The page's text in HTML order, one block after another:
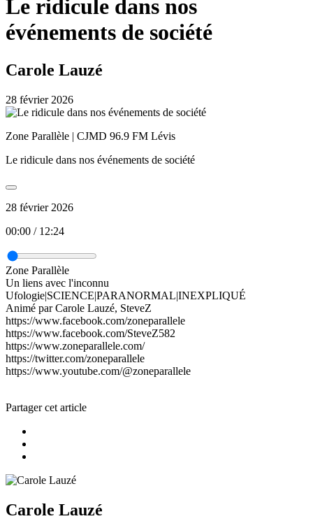
Le ridicule dans nos
événements de société
Carole Lauzé
28 février 2026
Zone Parallèle | CJMD 96.9 FM Lévis
Le ridicule dans nos événements de société
28 février 2026
00:00 / 12:24
Zone Parallèle
Un liens avec l'inconnu
Ufologie|SCIENCE|PARANORMAL|INEXPLIQUÉ
Animé par Carole Lauzé, SteveZ
https://www.facebook.com/zoneparallele
https://www.facebook.com/SteveZ582
https://www.zoneparallele.com/
https://twitter.com/zoneparallele
https://www.youtube.com/@zoneparallele
Partager cet article
Carole Lauzé